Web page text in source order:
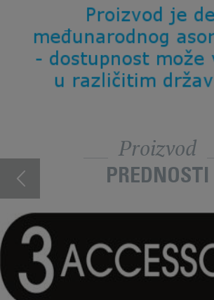
Proizvod
PREDNOSTI